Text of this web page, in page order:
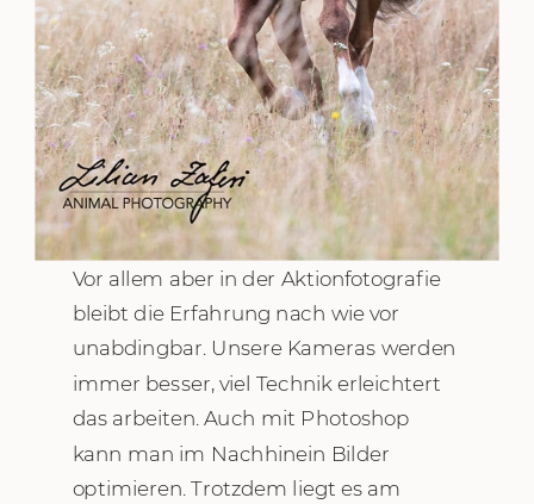
Vor allem aber in der Aktionfotografie
bleibt die Erfahrung nach wie vor
unabdingbar. Unsere Kameras werden
immer besser, viel Technik erleichtert
das arbeiten. Auch mit Photoshop
kann man im Nachhinein Bilder
optimieren. Trotzdem liegt es am